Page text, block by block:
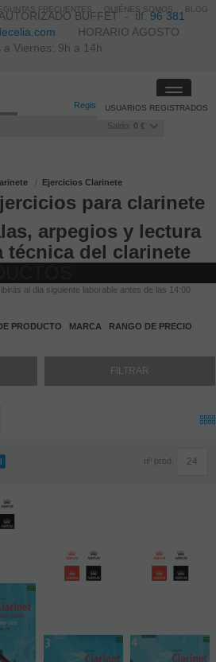
BUFFET -tlf.96 381
HORARIO AGOSTO
a Viernes: 9h a 14h
Registro /Iniciar sesión
Saldo: 0 €
USUARIOS REGISTRADOS
Toggle
Ejercicios Clarinete
para clarinete
arpegios y lectura
técnica del clarinete
al dia siguiente laborable antes de las 14:00
PRODUCTO MARCA RANGO DE PRECIO
nº prod.
FRECUENTES QUIÉNES SOMOS BLOG